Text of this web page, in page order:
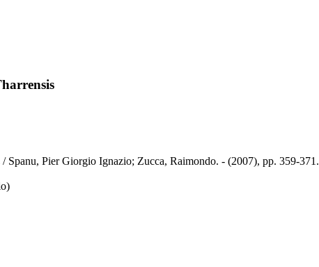
Spanu, Pier Giorgio Ignazio; Zucca, Raimondo. - (2007), pp. 359-371.